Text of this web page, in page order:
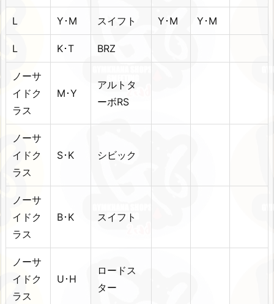
L Y･M スイフト Y･M Y･M
L K･T BRZ
ノーサ
イドク
ラス
M･Y
アルトタ
ーボRS
ノーサ
イドク
ラス
S･K シビック
ノーサ
イドク
ラス
B･K スイフト
ノーサ
イドク
ラス
U･H
ロードス
ター